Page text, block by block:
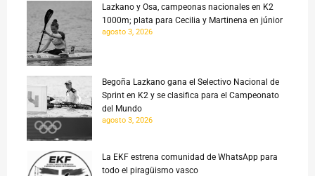
Lazkano y Osa, campeonas nacionales en K2
1000m; plata para Cecilia y Martinena en júnior
agosto 3, 2026
Begoña Lazkano gana el Selectivo Nacional de
Sprint en K2 y se clasifica para el Campeonato
del Mundo
agosto 3, 2026
La EKF estrena comunidad de WhatsApp para
todo el piragüismo vasco